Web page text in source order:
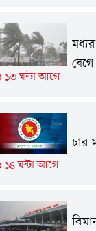
১৩ ঘন্টা আগে
১৪ ঘন্টা আগে
চার